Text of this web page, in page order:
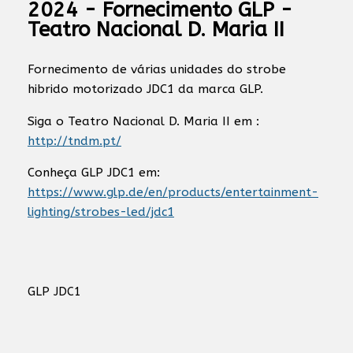
2024 - Fornecimento GLP -
Teatro Nacional D. Maria II
Fornecimento de várias unidades do strobe
hibrido motorizado JDC1 da marca GLP.
Siga o Teatro Nacional D. Maria II em :
http://tndm.pt/
Conheça GLP JDC1 em:
https://www.glp.de/en/products/entertainment-
lighting/strobes-led/jdc1
GLP JDC1